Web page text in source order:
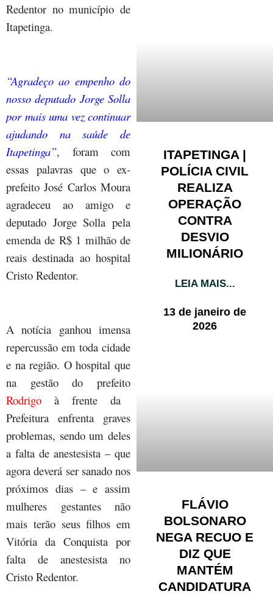
Redentor no município de
Itapetinga.
“Agradeço ao empenho do
nosso deputado Jorge Solla
por mais uma vez continuar
ajudando na saúde de
Itapetinga”, foram com
essas palavras que o ex-
prefeito José Carlos Moura
agradeceu ao amigo e
deputado Jorge Solla pela
emenda de R$ 1 milhão de
reais destinada ao hospital
Cristo Redentor.
A notícia ganhou imensa
repercussão em toda cidade
e na região. O hospital que
na gestão do prefeito
Rodrigo à frente da
Prefeitura enfrenta graves
problemas, sendo um deles
a falta de anestesista – que
agora deverá ser sanado nos
próximos dias – e assim
mulheres gestantes não
mais terão seus filhos em
Vitória da Conquista por
falta de anestesista no
Cristo Redentor.
ITAPETINGA |
POLÍCIA CIVIL
REALIZA
OPERAÇÃO
CONTRA
DESVIO
MILIONÁRIO
LEIA MAIS...
13 de janeiro de
2026
FLÁVIO
BOLSONARO
NEGA RECUO E
DIZ QUE
MANTÉM
CANDIDATURA